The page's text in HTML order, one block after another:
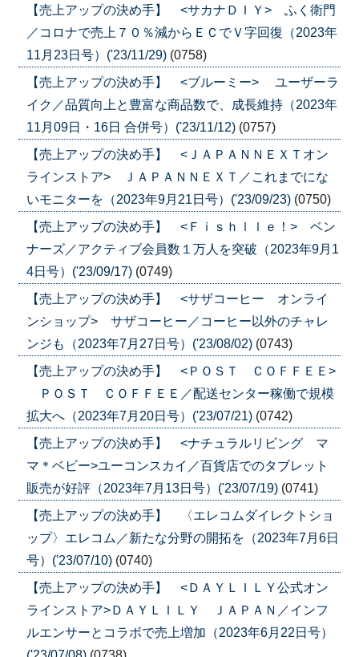
【売上アップの決め手】 <サカナＤＩＹ> ふく衛門
／コロナで売上７０％減からＥＣでＶ字回復（2023年
11月23日号）('23/11/29) (0758)
【売上アップの決め手】 <ブルーミー> ユーザーラ
イク／品質向上と豊富な商品数で、成長維持（2023年
11月09日・16日 合併号）('23/11/12) (0757)
【売上アップの決め手】 <ＪＡＰＡＮＮＥＸＴオン
ラインストア> ＪＡＰＡＮＮＥＸＴ／これまでにな
いモニターを（2023年9月21日号）('23/09/23) (0750)
【売上アップの決め手】 <Ｆｉｓｈｌｌｅ！> ベン
ナーズ／アクティブ会員数１万人を突破（2023年9月1
4日号）('23/09/17) (0749)
【売上アップの決め手】 <サザコーヒー オンライ
ンショップ> サザコーヒー／コーヒー以外のチャレ
ンジも（2023年7月27日号）('23/08/02) (0743)
【売上アップの決め手】 <ＰＯＳＴ ＣＯＦＦＥＥ>
ＰＯＳＴ ＣＯＦＦＥＥ／配送センター稼働で規模
拡大へ（2023年7月20日号）('23/07/21) (0742)
【売上アップの決め手】 <ナチュラルリビング マ
マ＊ベビー>ユーコンスカイ／百貨店でのタブレット
販売が好評（2023年7月13日号）('23/07/19) (0741)
【売上アップの決め手】 〈エレコムダイレクトショ
ップ〉エレコム／新たな分野の開拓を（2023年7月6日
号）('23/07/10) (0740)
【売上アップの決め手】 <ＤＡＹＬＩＬＹ公式オン
ラインストア>ＤＡＹＬＩＬＹ ＪＡＰＡＮ／インフ
ルエンサーとコラボで売上増加（2023年6月22日号）